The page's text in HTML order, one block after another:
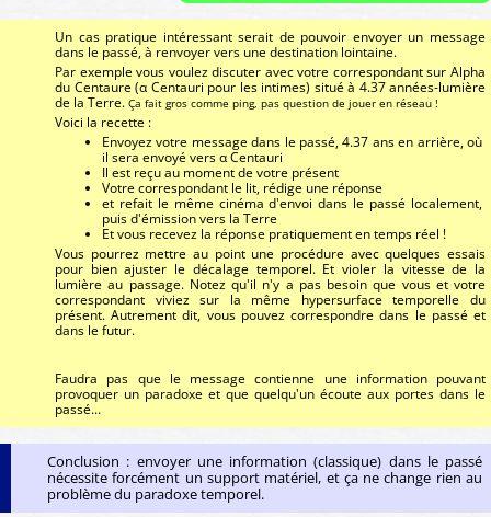
Un cas pratique intéressant serait de pouvoir envoyer un message
dans le passé, à renvoyer vers une destination lointaine.
Par exemple vous voulez discuter avec votre correspondant sur Alpha
du Centaure (α Centauri pour les intimes) situé à 4.37 années-lumière
de la Terre. Ça fait gros comme ping, pas question de jouer en réseau !
Voici la recette :
Envoyez votre message dans le passé, 4.37 ans en arrière, où
il sera envoyé vers α Centauri
Il est reçu au moment de votre présent
Votre correspondant le lit, rédige une réponse
et refait le même cinéma d'envoi dans le passé localement,
puis d'émission vers la Terre
Et vous recevez la réponse pratiquement en temps réel !
Vous pourrez mettre au point une procédure avec quelques essais
pour bien ajuster le décalage temporel. Et violer la vitesse de la
lumière au passage. Notez qu'il n'y a pas besoin que vous et votre
correspondant viviez sur la même hypersurface temporelle du
présent. Autrement dit, vous pouvez correspondre dans le passé et
dans le futur.
Faudra pas que le message contienne une information pouvant
provoquer un paradoxe et que quelqu'un écoute aux portes dans le
passé...
Conclusion : envoyer une information (classique) dans le passé
nécessite forcément un support matériel, et ça ne change rien au
problème du paradoxe temporel.